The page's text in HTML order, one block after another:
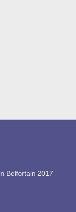
Belfortain 2017